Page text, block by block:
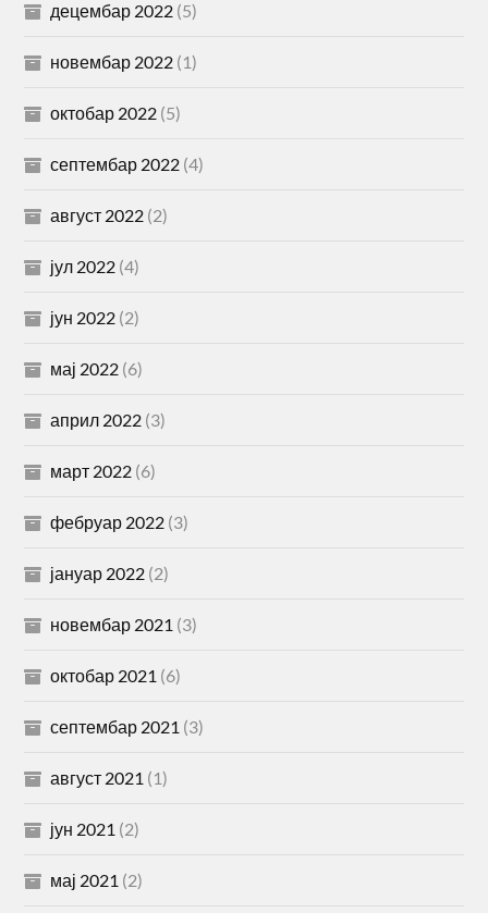
децембар 2022 (5)
новембар 2022 (1)
октобар 2022 (5)
септембар 2022 (4)
август 2022 (2)
јул 2022 (4)
јун 2022 (2)
мај 2022 (6)
април 2022 (3)
март 2022 (6)
фебруар 2022 (3)
јануар 2022 (2)
новембар 2021 (3)
октобар 2021 (6)
септембар 2021 (3)
август 2021 (1)
јун 2021 (2)
мај 2021 (2)